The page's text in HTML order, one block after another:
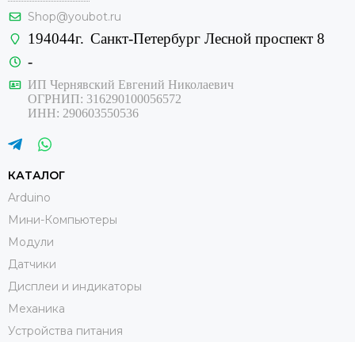
Shop@youbot.ru
194044г. Санкт-Петербург Лесной проспект 8
-
ИП Чернявский Евгений Николаевич
ОГРНИП: 316290100056572
ИНН: 290603550536
КАТАЛОГ
Arduino
Мини-Компьютеры
Модули
Датчики
Дисплеи и индикаторы
Механика
Устройства питания